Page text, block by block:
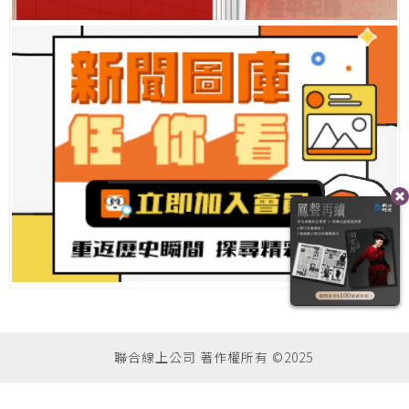
聯合線上公司 著作權所有 ©2025